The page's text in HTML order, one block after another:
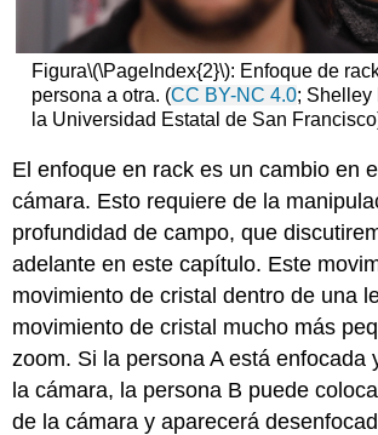
Figura\(\PageIndex{2}\): Enfoque de
persona a otra. (CC BY-NC 4.0; Shelley
la Universidad Estatal de San
El enfoque en rack es un cambio en
cámara. Esto requiere de la
profundidad de campo, que
adelante en este capítulo. Este
movimiento de cristal dentro de una
movimiento de cristal mucho más
zoom. Si la persona A está enfocada
la cámara, la persona B puede
de la cámara y aparecerá